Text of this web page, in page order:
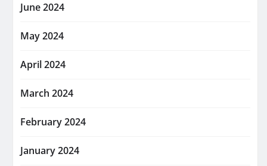
June 2024
May 2024
April 2024
March 2024
February 2024
January 2024